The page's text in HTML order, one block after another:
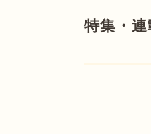
特集・連